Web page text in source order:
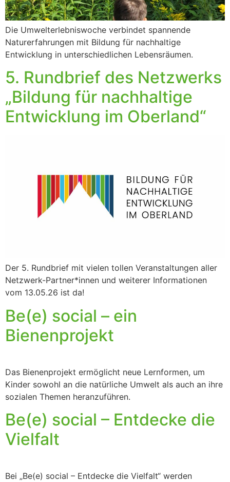
Die Umwelterlebniswoche verbindet spannende
Naturerfahrungen mit Bildung für nachhaltige
Entwicklung in unterschiedlichen Lebensräumen.
5. Rundbrief des Netzwerks
„Bildung für nachhaltige
Entwicklung im Oberland“
Der 5. Rundbrief mit vielen tollen Veranstaltungen aller
Netzwerk-Partner*innen und weiterer Informationen
vom 13.05.26 ist da!
Be(e) social – ein
Bienenprojekt
Das Bienenprojekt ermöglicht neue Lernformen, um
Kinder sowohl an die natürliche Umwelt als auch an ihre
sozialen Themen heranzuführen.
Be(e) social – Entdecke die
Vielfalt
Bei „Be(e) social – Entdecke die Vielfalt“ werden